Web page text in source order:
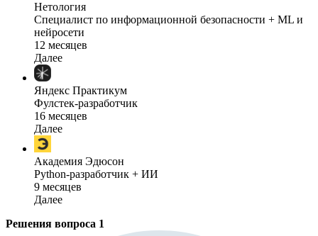
Нетология
Специалист по информационной безопасности + ML и
нейросети
12 месяцев
Далее
Яндекс Практикум
Фулстек-разработчик
16 месяцев
Далее
Академия Эдюсон
Python-разработчик + ИИ
9 месяцев
Далее
Решения вопроса 1